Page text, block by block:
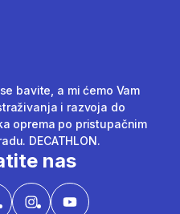
bavite, a mi ćemo Vam
i razvoja do
oprema po pristupačnim
DECATHLON.
nas